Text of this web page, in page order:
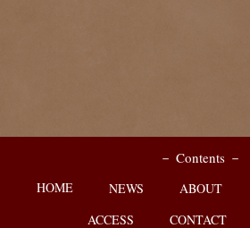
－ Contents －
HOME NEWS ABOUT
ACCESS
CONTACT